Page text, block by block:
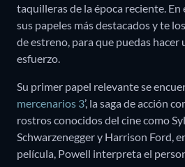
taquilleras de la época reciente.
sus papeles más destacados y te
de estreno, para que puedas
esfuerzo.
Su primer papel relevante se
mercenarios 3’, la saga de acción
rostros conocidos del cine como
Schwarzenegger y Harrison Ford,
película, Powell interpreta el